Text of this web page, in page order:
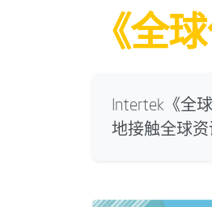
《全
Intertek《全
地接触全球